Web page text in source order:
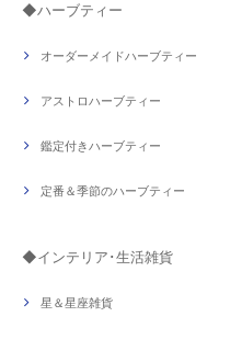
◆ハーブティー
オーダーメイドハーブティー
アストロハーブティー
鑑定付きハーブティー
定番＆季節のハーブティー
◆インテリア･生活雑貨
星＆星座雑貨